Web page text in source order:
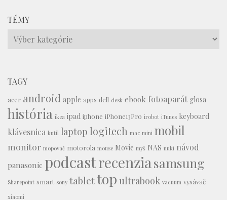
TÉMY
Témy
TAGY
acer android apple apps dell desk ebook fotoaparát glosa
história ikea ipad iphone iPhone13Pro irobot iTunes keyboard
klávesnica kutil laptop logitech mac mini mobil
monitor mopovač motorola mouse Movie myš NAS nuki návod
panasonic podcastrecenziasamsung
Sharepoint smart sony tablettop ultrabook vacuum vysávač
xiaomi